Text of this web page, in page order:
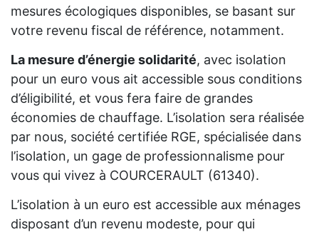
mesures écologiques disponibles, se basant sur
votre revenu fiscal de référence, notamment.
La mesure d’énergie solidarité, avec isolation
pour un euro vous ait accessible sous conditions
d’éligibilité, et vous fera faire de grandes
économies de chauffage. L’isolation sera réalisée
par nous, société certifiée RGE, spécialisée dans
l’isolation, un gage de professionnalisme pour
vous qui vivez à COURCERAULT (61340).
L’isolation à un euro est accessible aux ménages
disposant d’un revenu modeste, pour qui